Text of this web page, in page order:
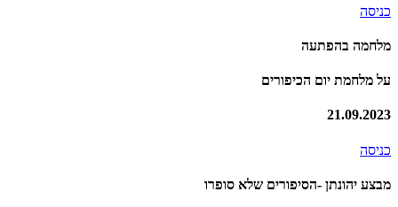
כניסה
מלחמה בהפתעה
על מלחמת יום הכיפורים
21.09.2023
כניסה
מבצע יהונתן -הסיפורים שלא סופרו